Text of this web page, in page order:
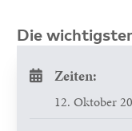
Die
Zeiten:
12. Oktober